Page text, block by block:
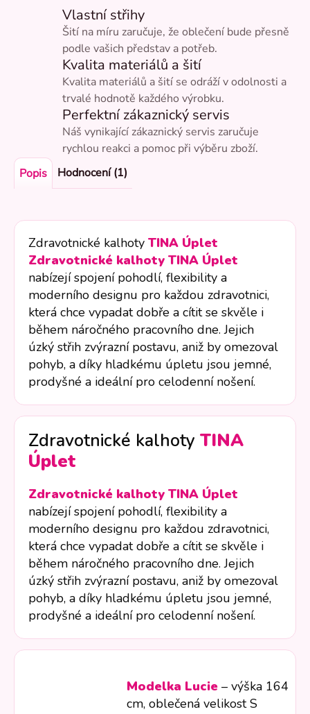
Vlastní střihy
Šití na míru zaručuje, že oblečení bude přesně
podle vašich představ a potřeb.
Kvalita materiálů a šití
Kvalita materiálů a šití se odráží v odolnosti a
trvalé hodnotě každého výrobku.
Perfektní zákaznický servis
Náš vynikající zákaznický servis zaručuje
rychlou reakci a pomoc při výběru zboží.
Popis
Hodnocení (1)
Zdravotnické kalhoty TINA Úplet
Zdravotnické kalhoty TINA Úplet
nabízejí spojení pohodlí, flexibility a
moderního designu pro každou zdravotnici,
která chce vypadat dobře a cítit se skvěle i
během náročného pracovního dne. Jejich
úzký střih zvýrazní postavu, aniž by omezoval
pohyb, a díky hladkému úpletu jsou jemné,
prodyšné a ideální pro celodenní nošení.
Zdravotnické kalhoty TINA
Úplet
Zdravotnické kalhoty TINA Úplet
nabízejí spojení pohodlí, flexibility a
moderního designu pro každou zdravotnici,
která chce vypadat dobře a cítit se skvěle i
během náročného pracovního dne. Jejich
úzký střih zvýrazní postavu, aniž by omezoval
pohyb, a díky hladkému úpletu jsou jemné,
prodyšné a ideální pro celodenní nošení.
Modelka Lucie – výška 164
cm, oblečená velikost S